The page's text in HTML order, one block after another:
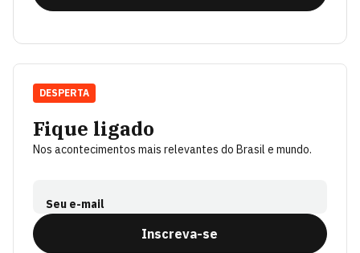
Fique ligado
Nos acontecimentos mais relevantes do Brasil e mundo.
Seu e-mail
Inscreva-se
DESPERTA